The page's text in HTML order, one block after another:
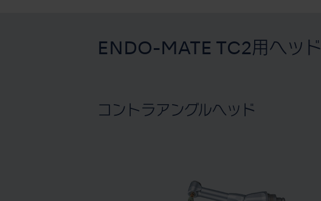
ENDO-MATE TC2用ヘッド
コントラアングルヘッド